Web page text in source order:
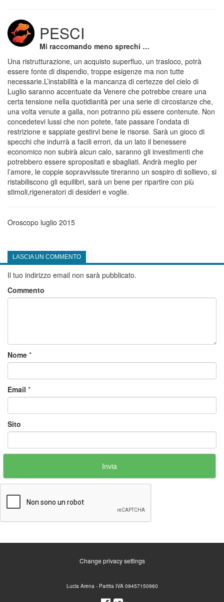
PESCI
Mi raccomando meno sprechi …
Una ristrutturazione, un acquisto superfluo, un trasloco, potrà
essere fonte di dispendio, troppe esigenze ma non tutte
necessarie.L’instabilità e la mancanza di certezze del cielo di
Luglio saranno accentuate da Venere che potrebbe creare una
certa tensione nella quotidianità per una serie di circostanze che,
una volta venute a galla, non potranno più essere contenute. Non
concedetevi lussi che non potete, fate passare l’ondata di
restrizione e sappiate gestirvi bene le risorse. Sarà un gioco di
specchi che indurrà a facili errori, da un lato il benessere
economico non subirà alcun calo, saranno gli investimenti che
potrebbero essere spropositati e sbagliati. Andrà meglio per
l’amore, le coppie sopravvissute tireranno un sospiro di sollievo, si
ristabiliscono gli equilibri, sarà un bene per ripartire con più
stimoli,rigeneratori di desideri e voglie.
Oroscopo luglio 2015
LASCIA UN COMMENTO
Il tuo indirizzo email non sarà pubblicato.
Commento
Nome *
Email *
Sito
Change privacy settings
Lucia Arena - Partita IVA 09457150960